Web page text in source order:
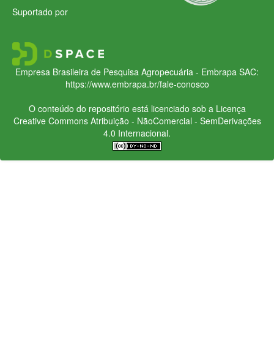
Suportado por
Empresa Brasileira de Pesquisa Agropecuária - Embrapa SAC:
https://www.embrapa.br/fale-conosco
O conteúdo do repositório está licenciado sob a Licença
Creative CommonsAtribuição - NãoComercial - SemDerivações
4.0 Internacional.